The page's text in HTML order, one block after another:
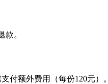
。
付额外费用（每份120元）。